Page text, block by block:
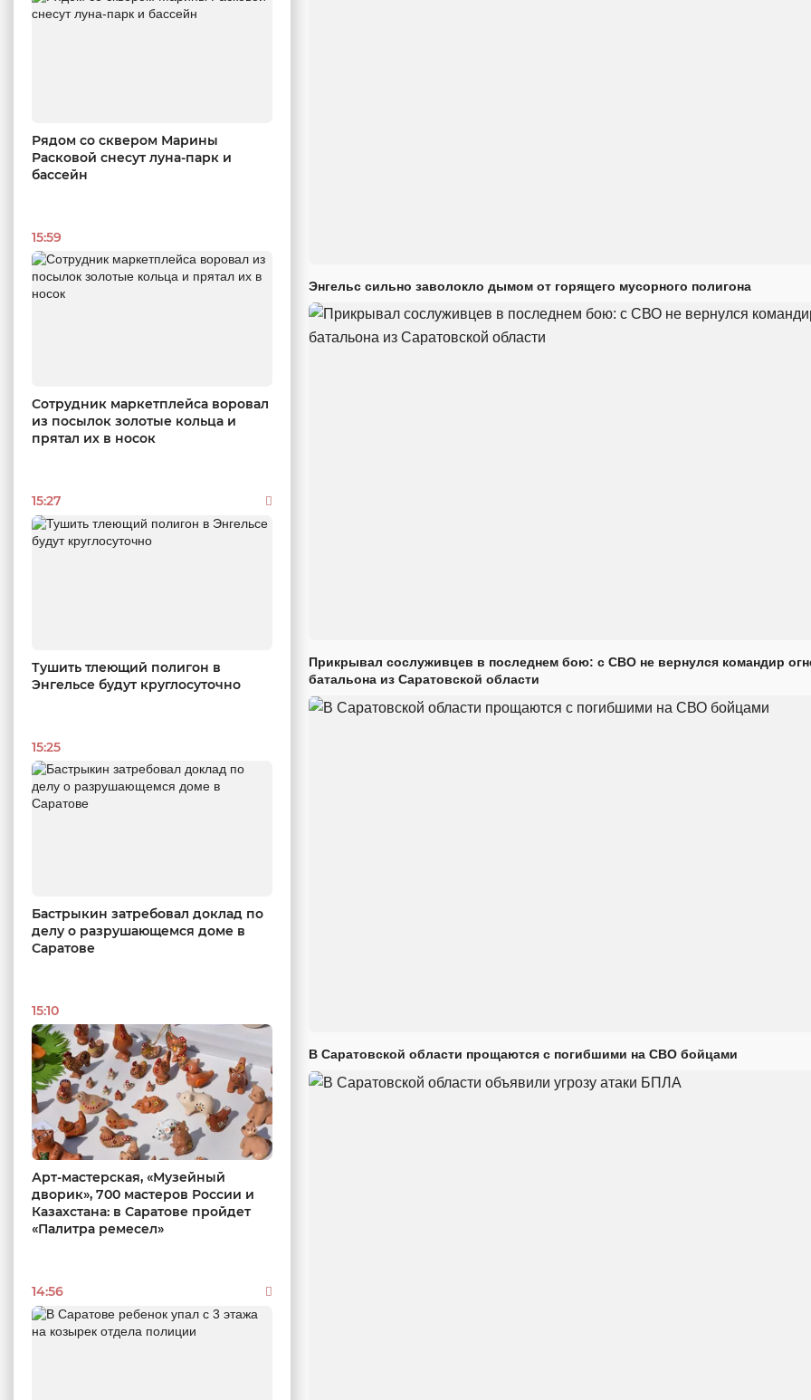
Рядом со сквером Марины
Расковой снесут луна-парк и
бассейн
15:59
Сотрудник маркетплейса воровал
из посылок золотые кольца и
прятал их в носок
15:27
Тушить тлеющий полигон в
Энгельсе будут круглосуточно
15:25
Бастрыкин затребовал доклад по
делу о разрушающемся доме в
Саратове
15:10
Арт-мастерская, «Музейный
дворик», 700 мастеров России и
Казахстана: в Саратове пройдет
«Палитра ремесел»
14:56
Энгельс сильно заволокло дымом от горящего мусорного полигона
Прикрывал сослуживцев в последнем бою: с СВО не вернулся командир
батальона из Саратовской области
В Саратовской области прощаются с погибшими на СВО бойцами